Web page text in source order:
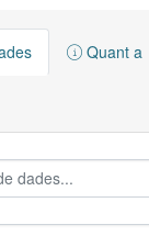
Quant a